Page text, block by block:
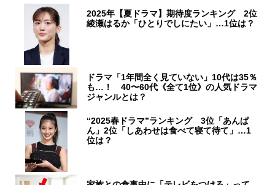
2025年【夏ドラマ】期待度ランキング 2位
綾瀬はるか「ひとりでしにたい」…1位は？
ドラマ「1年間全く見ていない」10代は35％
も…！ 40〜60代《全て1位》の人気ドラマ
ジャンルとは？
“2025春ドラマ”ランキング 3位「あんぱ
ん」2位「しあわせは食べて寝て待て」…1
位は？